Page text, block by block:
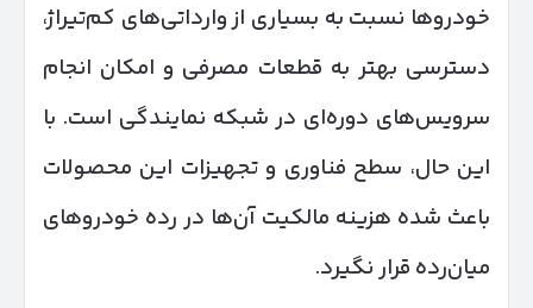
خودروها نسبت به بسیاری از وارداتی‌های کم‌تیراژ،
دسترسی بهتر به قطعات مصرفی و امکان انجام
سرویس‌های دوره‌ای در شبکه نمایندگی است. با
این حال، سطح فناوری و تجهیزات این محصولات
باعث شده هزینه مالکیت آن‌ها در رده خودروهای
میان‌رده قرار نگیرد.